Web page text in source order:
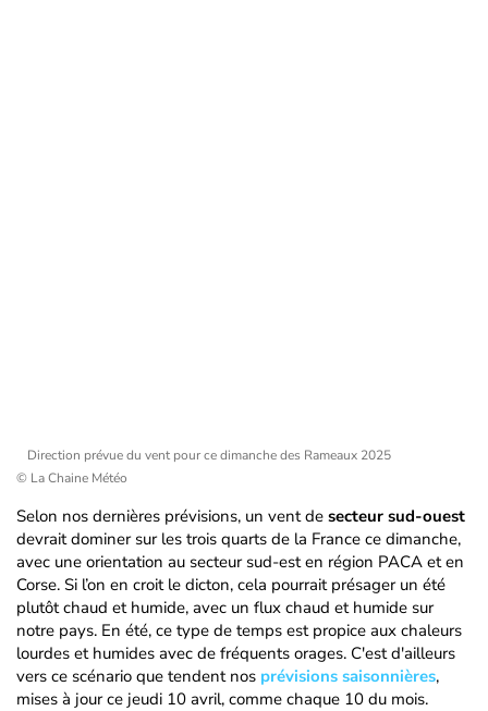
Direction prévue du vent pour ce dimanche des Rameaux 2025
© La Chaine Météo
Selon nos dernières prévisions, un vent de secteur sud-ouest
devrait dominer sur les trois quarts de la France ce dimanche,
avec une orientation au secteur sud-est en région PACA et en
Corse. Si l’on en croit le dicton, cela pourrait présager un été
plutôt chaud et humide, avec un flux chaud et humide sur
notre pays. En été, ce type de temps est propice aux chaleurs
lourdes et humides avec de fréquents orages. C'est d'ailleurs
vers ce scénario que tendent nos prévisions saisonnières,
mises à jour ce jeudi 10 avril, comme chaque 10 du mois.